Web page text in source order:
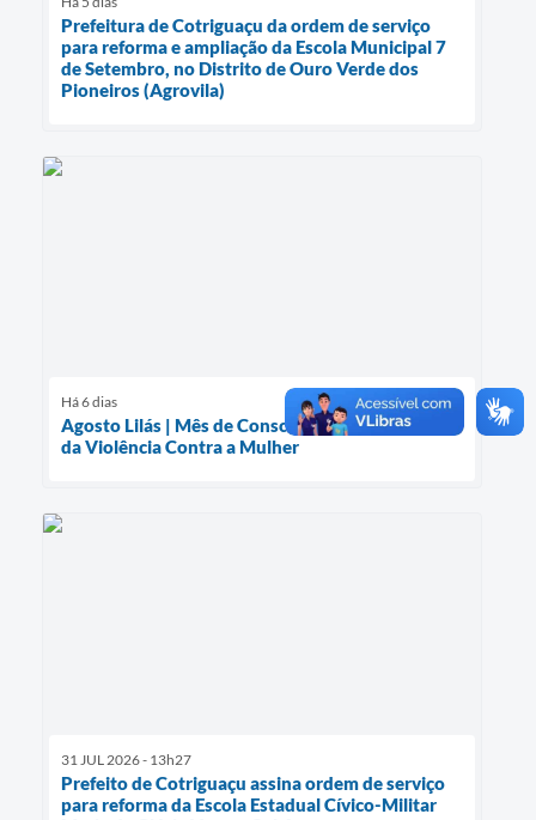
Prefeitura de Cotriguaçu da ordem de serviço
para reforma e ampliação da Escola Municipal 7
de Setembro, no Distrito de Ouro Verde dos
Pioneiros (Agrovila)
Há 6 dias
Agosto Lilás | Mês de Conscientização pelo Fim
da Violência Contra a Mulher
31 JUL 2026 - 13h27
Prefeito de Cotriguaçu assina ordem de serviço
para reforma da Escola Estadual Cívico-Militar